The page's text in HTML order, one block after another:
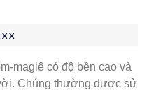
magiê có độ bền cao và
Chúng thường được sử